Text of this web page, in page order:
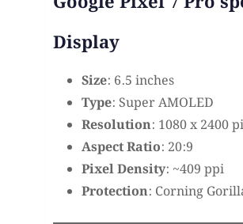
Display
Size: 6.5 inches
Type: Super AMOLED
Resolution: 1080 x 2400
Aspect Ratio: 20:9
Pixel Density: ~409 ppi
Protection: Corning